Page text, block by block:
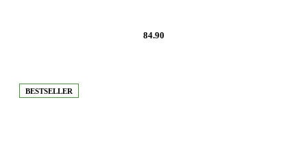
84.90
BESTSELLER